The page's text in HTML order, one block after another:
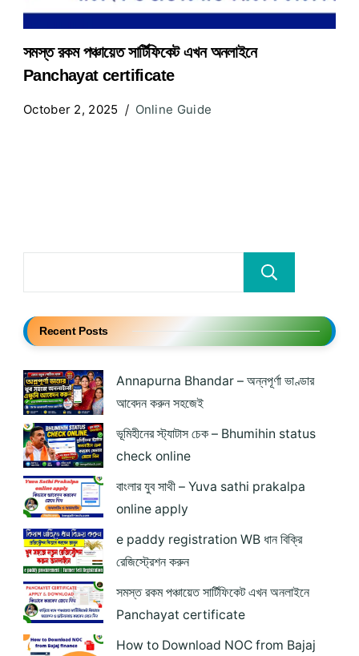
সমস্ত রকম পঞ্চায়েত সার্টিফিকেট এখন অনলাইনে
Panchayat certificate
October 2, 2025 Online Guide
Recent Posts
Annapurna Bhandar – অন্নপূর্ণা ভাণ্ডার
আবেদন করুন সহজেই
ভূমিহীনের স্ট্যাটাস চেক – Bhumihin status
check online
বাংলার যুব সাথী – Yuva sathi prakalpa
online apply
e paddy registration WB ধান বিক্রি
রেজিস্ট্রেশন করুন
সমস্ত রকম পঞ্চায়েত সার্টিফিকেট এখন অনলাইনে
Panchayat certificate
How to Download NOC from Bajaj